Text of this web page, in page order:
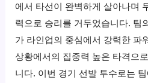
에서 타선이 완벽하게 살아나며
력으로 승리를 거두었습니다. 팀
가 라인업의 중심에서 강력한 파
상황에서의 집중력 높은 타격으
니다. 이번 경기 선발 투수로는